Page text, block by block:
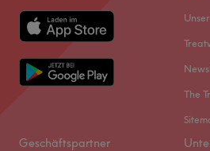
The
Geschäftspartner